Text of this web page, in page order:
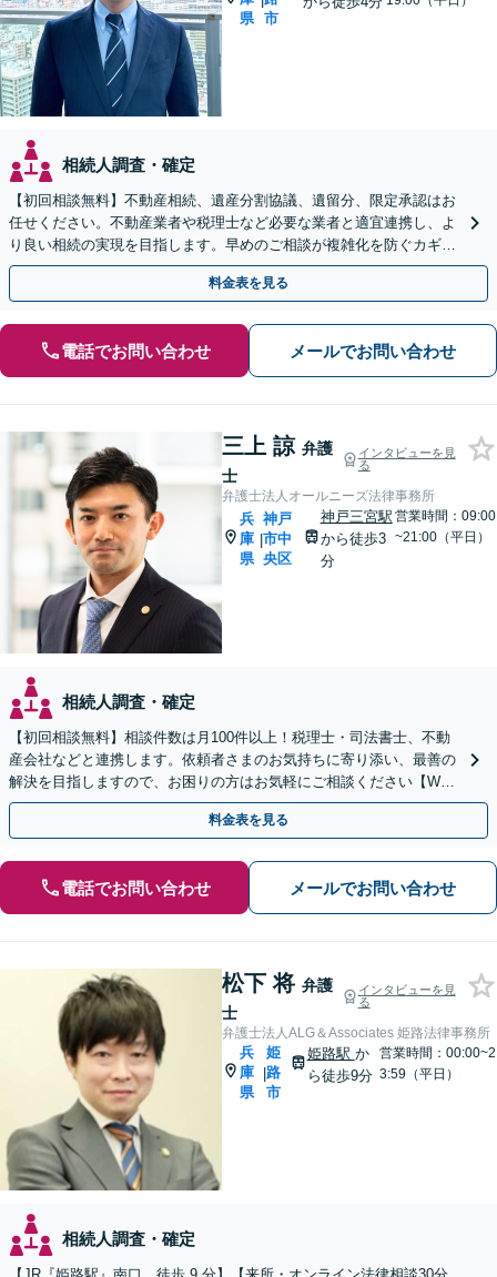
県
市
相続人調査・確定
【初回相談無料】不動産相続、遺産分割協議、遺留分、限定承認はお
任せください。不動産業者や税理士など必要な業者と適宜連携し、よ
り良い相続の実現を目指します。早めのご相談が複雑化を防ぐカギと
なります【夜間／休日相談可】
料金表を見る
電話でお問い合わせ メールでお問い合わせ
三上 諒 弁護
士
インタビューを見
る
弁護士法人オールニーズ法律事務所
兵
庫
県
|
神戸
市中
央区
神戸三宮駅
から徒歩3
分
営業時間：09:00
~21:00（平日）
相続人調査・確定
【初回相談無料】相談件数は月100件以上！税理士・司法書士、不動
産会社などと連携します。依頼者さまのお気持ちに寄り添い、最善の
解決を目指しますので、お困りの方はお気軽にご相談ください【WEB
面談可】【夜間休日対応可能】【三宮駅5分】
料金表を見る
電話でお問い合わせ メールでお問い合わせ
松下 将 弁護
士
インタビューを見
る
弁護士法人ALG＆Associates 姫路法律事務所
兵
庫
県
|
姫
路
市
姫路駅 か
ら徒歩9分
営業時間：00:00~2
3:59（平日）
相続人調査・確定